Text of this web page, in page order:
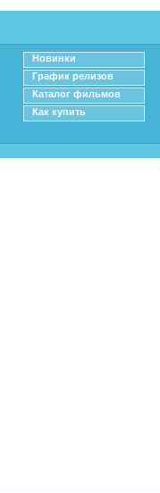
Новинки
График релизов
Каталог фильмов
Как купить